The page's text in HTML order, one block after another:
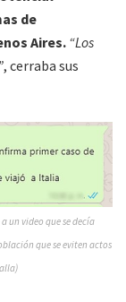
de
Aires. “Los
, cerraba sus
un video que se decía
que se eviten actos